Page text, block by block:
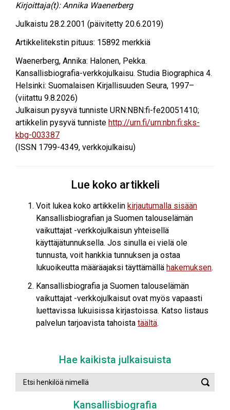
Kirjoittaja(t):Annika Waenerberg
Julkaistu 28.2.2001 (päivitetty 20.6.2019)
Artikkelitekstin pituus: 15892 merkkiä
Waenerberg, Annika: Halonen, Pekka.
Kansallisbiografia-verkkojulkaisu. Studia Biographica 4.
Helsinki: Suomalaisen Kirjallisuuden Seura, 1997–
(viitattu 9.8.2026)
Julkaisun pysyvä tunniste URN:NBN:fi-fe20051410;
artikkelin pysyvä tunniste http://urn.fi/urn:nbn:fi:sks-
kbg-003387
(ISSN 1799-4349, verkkojulkaisu)
Lue koko artikkeli
Voit lukea koko artikkelin kirjautumalla sisään
Kansallisbiografian ja Suomen talouselämän
vaikuttajat -verkkojulkaisun yhteisellä
käyttäjätunnuksella. Jos sinulla ei vielä ole
tunnusta, voit hankkia tunnuksen ja ostaa
lukuoikeutta määräajaksi täyttämällä hakemuksen.
Kansallisbiografia ja Suomen talouselämän
vaikuttajat -verkkojulkaisut ovat myös vapaasti
luettavissa lukuisissa kirjastoissa. Katso listaus
palvelun tarjoavista tahoista täältä.
Hae kaikista julkaisuista
Etsi
henkilöä
haku
Kansallisbiografia